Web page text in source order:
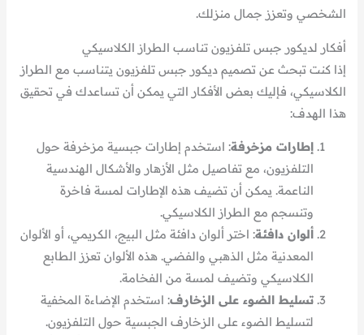
الشخصي وتعزز جمال منزلك.
أفكار لديكور جبس تلفزيون تناسب الطراز الكلاسيكي
إذا كنت تبحث عن تصميم ديكور جبس تلفزيون يتناسب مع الطراز
الكلاسيكي، فإليك بعض الأفكار التي يمكن أن تساعدك في تحقيق
هذا الهدف:
إطارات مزخرفة: استخدم إطارات جبسية مزخرفة حول
التلفزيون، مع تفاصيل مثل الأزهار والأشكال الهندسية
الناعمة. يمكن أن تضيف هذه الإطارات لمسة فاخرة
وتنسجم مع الطراز الكلاسيكي.
ألوان دافئة: اختر ألوان دافئة مثل البيج، الكريمي، أو الألوان
المعدنية مثل الذهبي والفضي. هذه الألوان تعزز الطابع
الكلاسيكي وتضيف لمسة من الفخامة.
تسليط الضوء على الزخارف: استخدم الإضاءة المخفية
لتسليط الضوء على الزخارف الجبسية حول التلفزيون.